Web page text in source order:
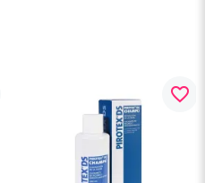
favorite_border